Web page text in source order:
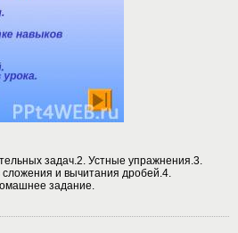
задач.2. Устные упражнения.3.
и вычитания дробей.4.
задание.